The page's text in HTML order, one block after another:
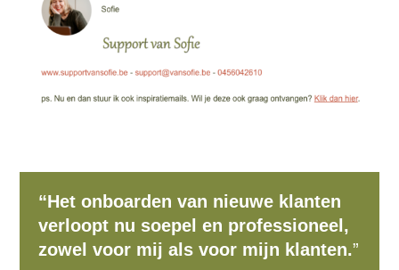
“Het onboarden van nieuwe klanten
verloopt nu soepel en professioneel,
zowel voor mij als voor mijn klanten.”